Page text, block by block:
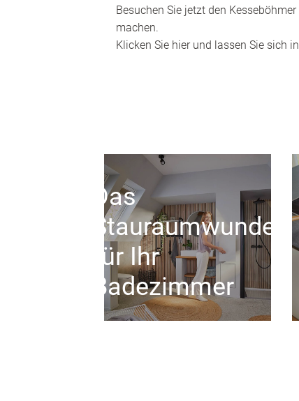
Besuchen Sie jetzt den
machen.
Klicken Sie hier und lassen Sie sich
Das
Stauraumwunder
für Ihr
Badezimmer